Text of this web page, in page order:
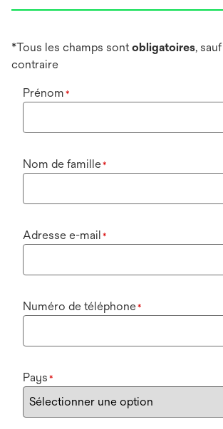
*Tous les champs sontobligatoires,
contraire
Prénom *
Nom de famille*
Adresse e-mail *
Numéro de téléphone*
Pays *